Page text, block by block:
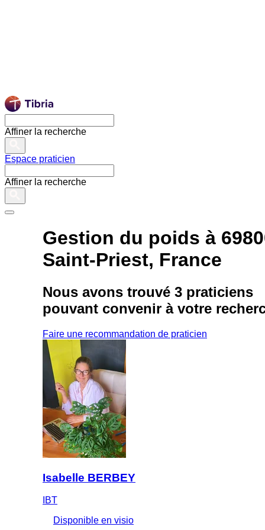
Affiner la recherche
Espace praticien
Affiner la recherche
Gestion du poids à
Saint-Priest, France
Nous avons trouvé 3 praticiens
pouvant convenir à votre
Faire une recommandation de praticien
Isabelle BERBEY
IBT
Disponible en visio